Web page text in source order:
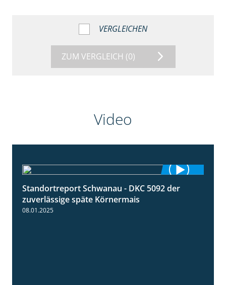
VERGLEICHEN
ZUM VERGLEICH (0)
Video
1:18
Standortreport Schwanau - DKC 5092 der
zuverlässige späte Körnermais
08.01.2025